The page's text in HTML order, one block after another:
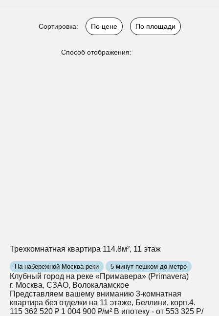
Сортировка: По цене По площади
Способ отображения:
Трехкомнатная квартира 114.8м², 11 этаж
На набережной Москва-реки 5 минут пешком до метро
Клубный город на реке «Примавера» (Primavera)
г. Москва, СЗАО, Волокаламское
Представляем вашему вниманию 3-комнатная
квартира без отделки на 11 этаже, Беллини, корп.4.
115 362 520 ₽ 1 004 900 ₽/м² В ипотеку - от 553 325 Р/